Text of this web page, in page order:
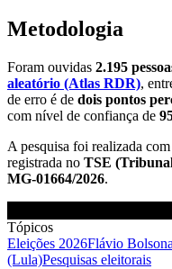
Metodologia
Foram ouvidas 2.195
aleatório (Atlas RDR),
de erro é de dois pontos
com nível de confiança de
A pesquisa foi realizada
registrada no TSE
MG-01664/2026.
Tópicos
Eleições 2026Flávio
(Lula)Pesquisas eleitorais